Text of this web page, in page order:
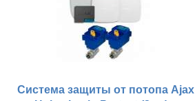
Система защиты от потопа Ajax